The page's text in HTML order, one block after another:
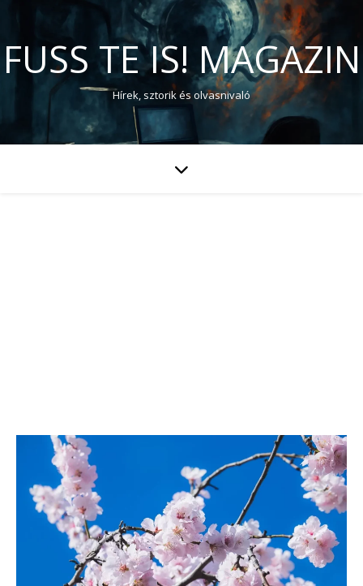
FUSS TE IS! MAGAZIN
Hírek, sztorik és olvasnivaló